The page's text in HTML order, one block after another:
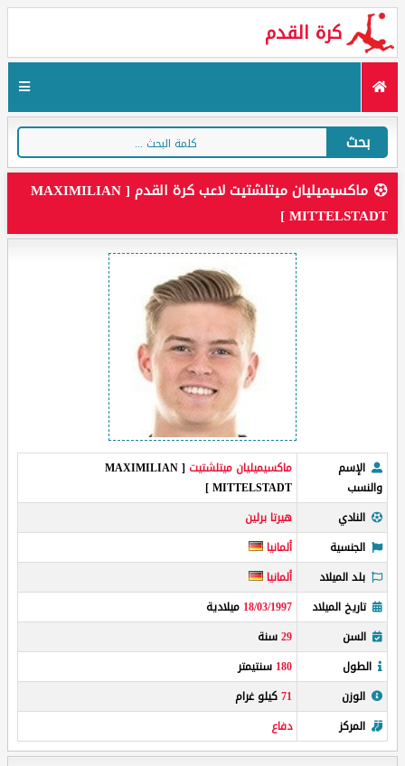
كرة القدم
بحث
ماكسيميليان ميتلشتيت لاعب كرة القدم [ MAXIMILIAN
MITTELSTADT ]
الإسم
والنسب
ماكسيميليان ميتلشتيت [ MAXIMILIAN
MITTELSTADT ]
النادي
هيرتا برلين
الجنسية
ألمانيا
بلد الميلاد
ألمانيا
تاريخ الميلاد
18/03/1997 ميلادية
السن
29سنة
الطول
180 سنتيمتر
الوزن
71كيلو غرام
المركز
دفاع